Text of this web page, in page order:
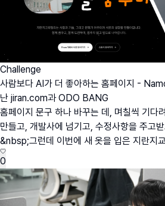
Challenge
사람보다 AI가 더 좋아하는 홈페이지 -
난 jiran.com과 ODO BANG
홈페이지 문구 하나 바꾸는 데, 며칠씩 기다
만들고, 개발사에 넘기고, 수정사항을 주고
&nbsp;그런데 이번에 새 옷을 입은 지란지
0